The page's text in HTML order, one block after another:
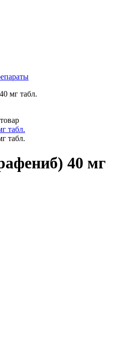
мг табл.
40 мг